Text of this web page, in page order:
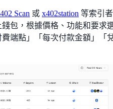
Scan 或 x402station 等索引
包，根據價格、功能和要求
端點」「每次付款金額」「